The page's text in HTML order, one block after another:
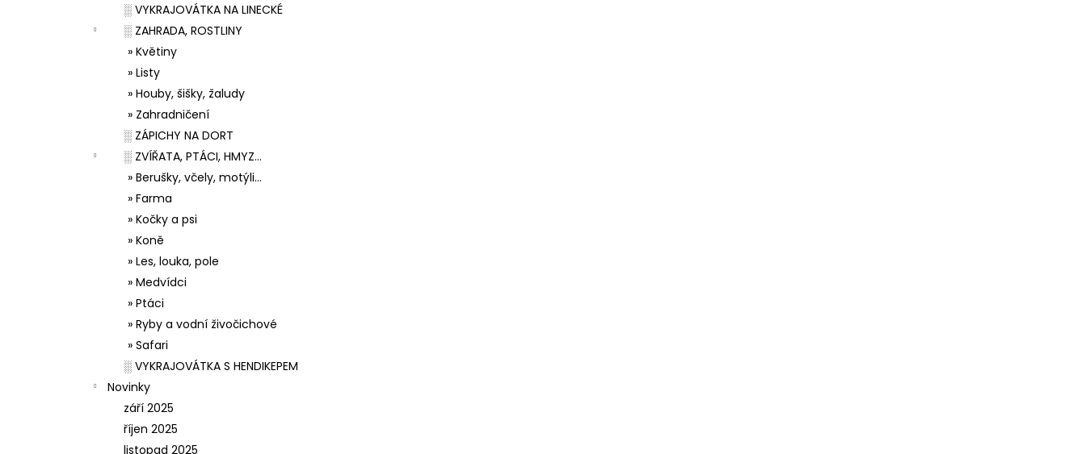
░ VYKRAJOVÁTKA NA LINECKÉ
░ ZAHRADA, ROSTLINY
» Květiny
» Listy
» Houby, šišky, žaludy
» Zahradničení
░ ZÁPICHY NA DORT
░ ZVÍŘATA, PTÁCI, HMYZ...
» Berušky, včely, motýli...
» Farma
» Kočky a psi
» Koně
» Les, louka, pole
» Medvídci
» Ptáci
» Ryby a vodní živočichové
» Safari
░ VYKRAJOVÁTKA S HENDIKEPEM
Novinky
září 2025
říjen 2025
listopad 2025